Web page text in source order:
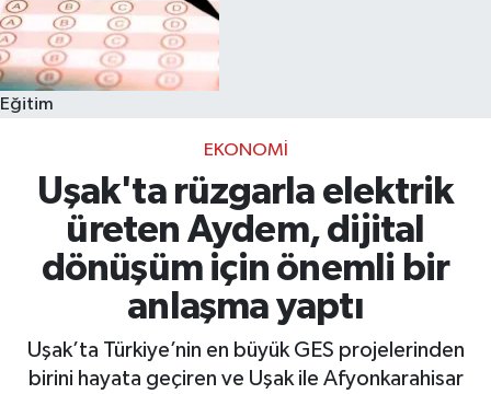
Eğitim
EKONOMI
Uşak'ta rüzgarla elektrik
üreten Aydem, dijital
dönüşüm için önemli bir
anlaşma yaptı
Uşak’ta Türkiye’nin en büyük GES projelerinden
birini hayata geçiren ve Uşak ile Afyonkarahisar